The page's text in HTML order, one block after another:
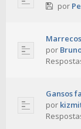
por
por
Gansos
por